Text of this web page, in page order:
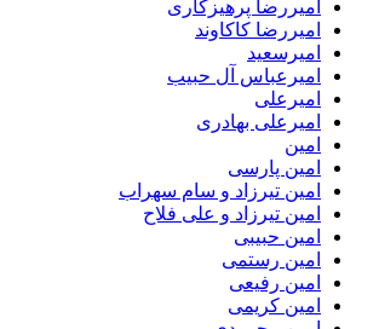
امیررضا پرهیزکاری
امیررضا کاکاوند
امیرسعید
امیرعباس آل حبیب
امیرعلی
امیرعلی بهادری
امین
امین پارسی
امین تیرزاد و سام سهراب
امین تیرزاد و علی فلاح
امین حبیبی
امین رستمی
امین رفیعی
امین کریمی